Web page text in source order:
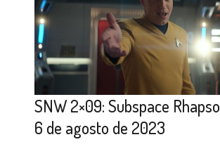
SNW 2×09: Subspace
6 de agosto de 2023